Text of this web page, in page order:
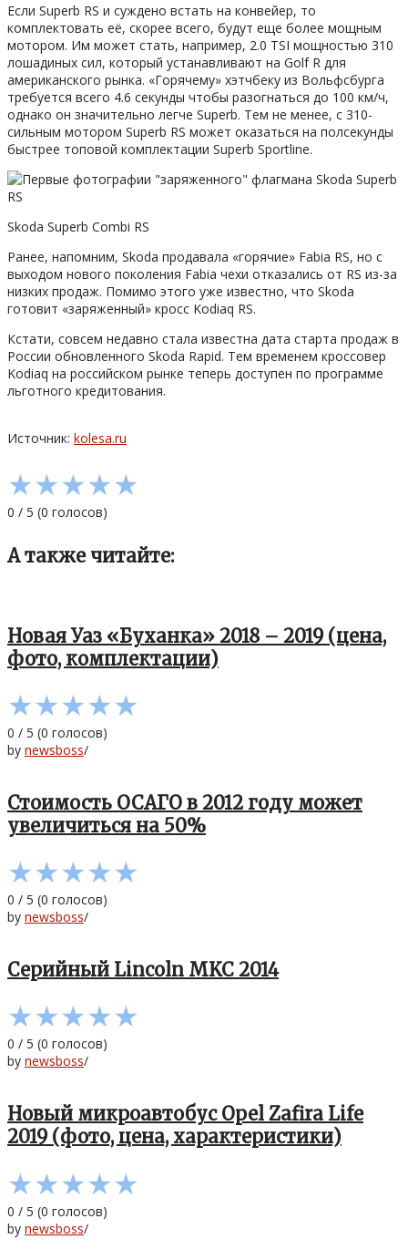
Если Superb RS и суждено встать на конвейер, то
комплектовать её, скорее всего, будут еще более мощным
мотором. Им может стать, например, 2.0 TSI мощностью 310
лошадиных сил, который устанавливают на Golf R для
американского рынка. «Горячему» хэтчбеку из Вольфсбурга
требуется всего 4.6 секунды чтобы разогнаться до 100 км/ч,
однако он значительно легче Superb. Тем не менее, с 310-
сильным мотором Superb RS может оказаться на полсекунды
быстрее топовой комплектации Superb Sportline.
Skoda Superb Combi RS
Ранее, напомним, Skoda продавала «горячие» Fabia RS, но с
выходом нового поколения Fabia чехи отказались от RS из-за
низких продаж. Помимо этого уже известно, что Skoda
готовит «заряженный» кросс Kodiaq RS.
Кстати, совсем недавно стала известна дата старта продаж в
России обновленного Skoda Rapid. Тем временем кроссовер
Kodiaq на российском рынке теперь доступен по программе
льготного кредитования.
Источник: kolesa.ru
★★★★★
0 / 5 (0 голосов)
А также читайте:
Новая Уаз «Буханка» 2018 – 2019 (цена,
фото, комплектации)
★★★★★
0 / 5 (0 голосов)
by newsboss/
Стоимость ОСАГО в 2012 году может
увеличиться на 50%
★★★★★
0 / 5 (0 голосов)
by newsboss/
Серийный Lincoln MKC 2014
★★★★★
0 / 5 (0 голосов)
by newsboss/
Новый микроавтобус Opel Zafira Life
2019 (фото, цена, характеристики)
★★★★★
0 / 5 (0 голосов)
by newsboss/